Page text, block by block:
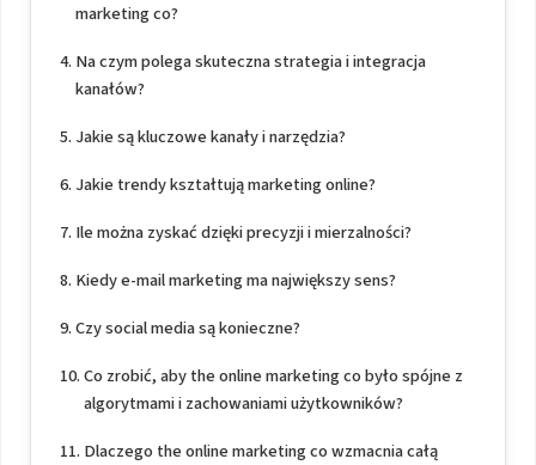
marketing co?
Na czym polega skuteczna strategia i integracja
kanałów?
Jakie są kluczowe kanały i narzędzia?
Jakie trendy kształtują marketing online?
Ile można zyskać dzięki precyzji i mierzalności?
Kiedy e-mail marketing ma największy sens?
Czy social media są konieczne?
Co zrobić, aby the online marketing co było spójne z
algorytmami i zachowaniami użytkowników?
Dlaczego the online marketing co wzmacnia całą